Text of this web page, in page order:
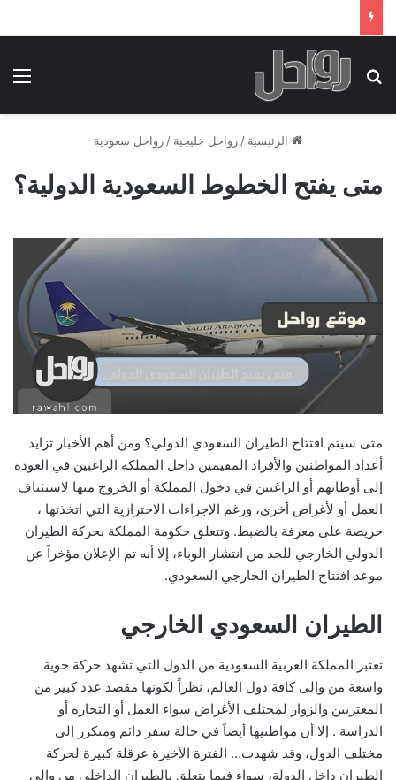
بحث عن
الرئيسية / رواحل خليجية / رواحل سعودية
متى يفتح الخطوط السعودية الدولية؟
متى سيتم افتتاح الطيران السعودي الدولي؟ ومن أهم الأخبار تزايد
أعداد المواطنين والأفراد المقيمين داخل المملكة الراغبين في العودة
إلى أوطانهم أو الراغبين في دخول المملكة أو الخروج منها لاستئناف
العمل أو لأغراض أخرى، ورغم الإجراءات الاحترازية التي اتخذتها ،
حريصة على معرفة بالضبط. وتتعلق حكومة المملكة بحركة الطيران
الدولي الخارجي للحد من انتشار الوباء، إلا أنه تم الإعلان مؤخراً عن
موعد افتتاح الطيران الخارجي السعودي.
الطيران السعودي الخارجي
تعتبر المملكة العربية السعودية من الدول التي تشهد حركة جوية
واسعة من وإلى كافة دول العالم، نظراً لكونها مقصد عدد كبير من
المغتربين والزوار لمختلف الأغراض سواء العمل أو التجارة أو
الدراسة . إلا أن مواطنيها أيضاً في حالة سفر دائم ومتكرر إلى
مختلف الدول، وقد شهدت… الفترة الأخيرة عرقلة كبيرة لحركة
الطيران داخل الدولة، سواء فيما يتعلق بالطيران الداخلي من وإلى